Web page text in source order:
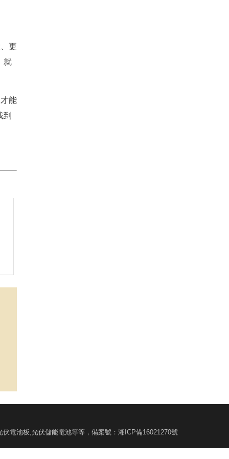
更
就
能
到
電池板,光伏儲能電池等等，備案號： 湘ICP備16021270號